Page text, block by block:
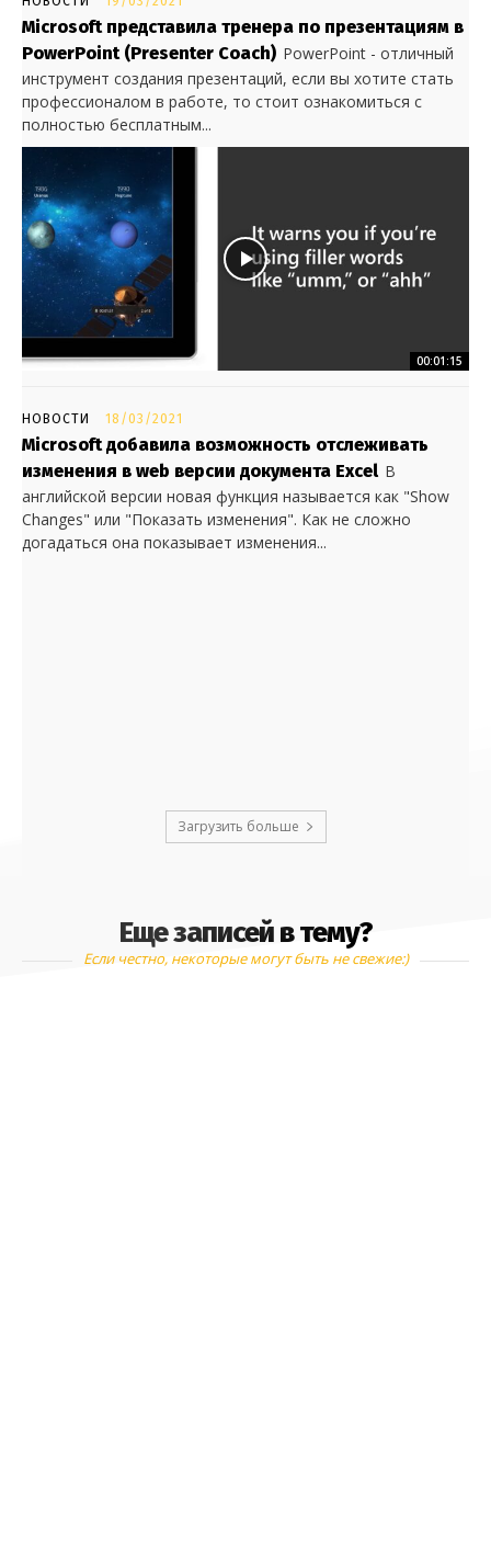
Microsoft представила тренера по презентациям в
PowerPoint (Presenter Coach) PowerPoint - отличный
инструмент создания презентаций, если вы хотите стать
профессионалом в работе, то стоит ознакомиться с
полностью бесплатным...
00:01:15
НОВОСТИ 18/03/2021
Microsoft добавила возможность отслеживать
изменения в web версии документа Excel В
английской версии новая функция называется как "Show
Changes" или "Показать изменения". Как не сложно
догадаться она показывает изменения...
Загрузить больше
Еще записей в тему?
Если честно, некоторые могут быть не свежие:)